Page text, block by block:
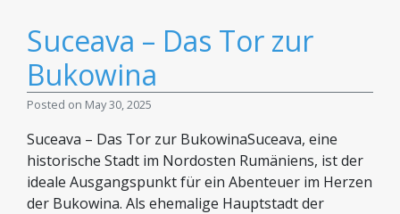
Suceava – Das Tor zur
Bukowina
Posted on May 30, 2025
Suceava – Das Tor zur BukowinaSuceava, eine
historische Stadt im Nordosten Rumäniens, ist der
ideale Ausgangspunkt für ein Abenteuer im Herzen
der Bukowina. Als ehemalige Hauptstadt der